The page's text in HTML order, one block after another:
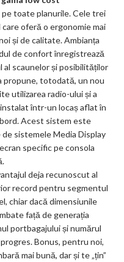
toate planurile. Cele trei
oferă o ergonomie mai
și de calitate. Ambianța
de confort înregistrează
scaunelor și posibilităților
propune, totodată, un nou
utilizarea radio-ului și a
într-un locaș aflat în
Acest sistem este
sistemele Media Display
specific pe consola
deja recunoscut al
record pentru segmentul
chiar dacă dimensiunile
față de generația
portbagajului și numărul
Bonus, pentru noi,
mai bună, dar și te „țin”